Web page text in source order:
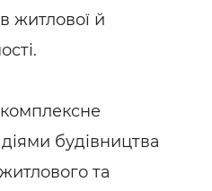
житлової й
будівництва
та